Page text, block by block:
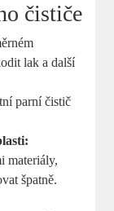
čističe
lak a další
parní čistič
materiály,
špatně.